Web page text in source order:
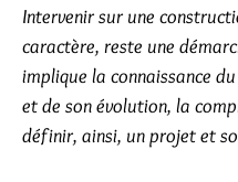
Intervenir sur une
caractère, reste une
implique la connaissance
et de son évolution, la
définir, ainsi, un projet et